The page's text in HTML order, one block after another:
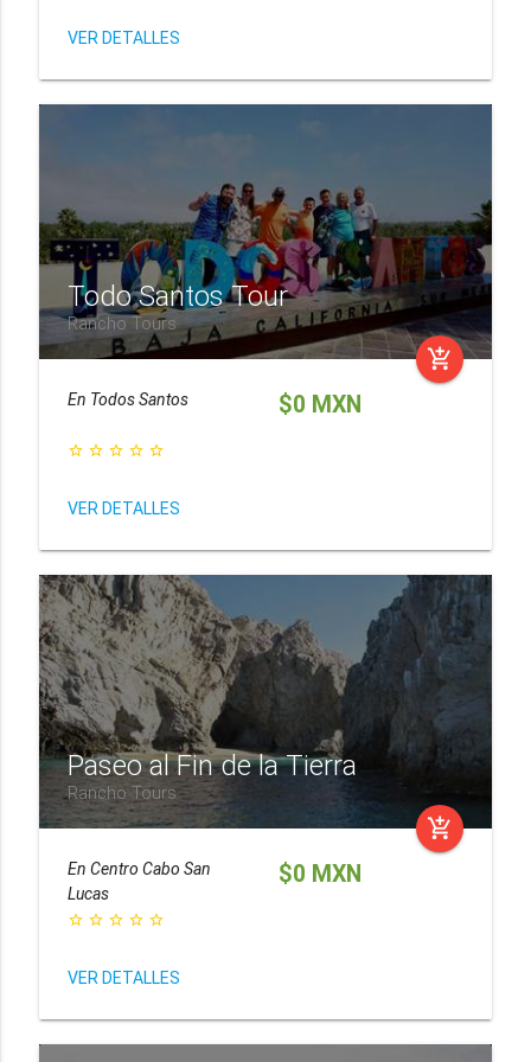
VER DETALLES
Todo Santos Tour
Rancho Tours
add_shopping_cart
En Todos Santos
star_border star_border star_border star_border star_border
VER DETALLES
$0 MXN
Paseo al Fin de la Tierra
Rancho Tours
add_shopping_cart
En Centro Cabo San
Lucas
star_border star_border star_border star_border star_border
VER DETALLES
$0 MXN